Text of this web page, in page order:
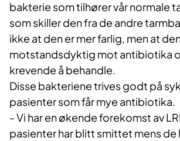
bakterie som tilhører vår normale
som skiller den fra de andre
ikke at den er mer farlig, men at
motstandsdyktig mot antibiotika
krevende å behandle.
Disse bakteriene trives godt på
pasienter som får mye antibiotika.
- Vi har en økende forekomst av
pasienter har blitt smittet mens